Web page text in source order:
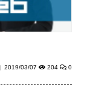
2019/03/07 204 0